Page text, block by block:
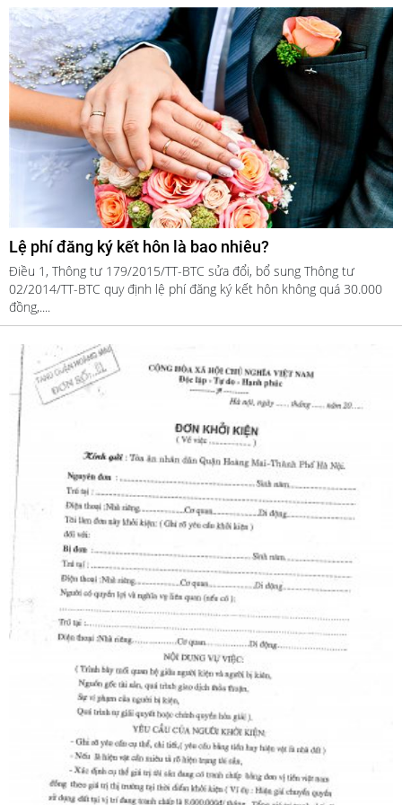
Lệ phí đăng ký kết hôn là bao nhiêu?
Điều 1, Thông tư 179/2015/TT-BTC sửa đổi, bổ sung Thông tư
02/2014/TT-BTC quy định lệ phí đăng ký kết hôn không quá 30.000
đồng,....